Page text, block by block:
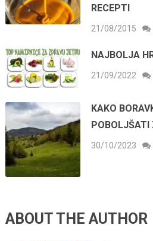
RECEPTI
21/08/2015
NAJBOLJA
21/09/2022
KAKO
POBOLJŠATI
30/10/2023
ABOUT THE AUTHOR